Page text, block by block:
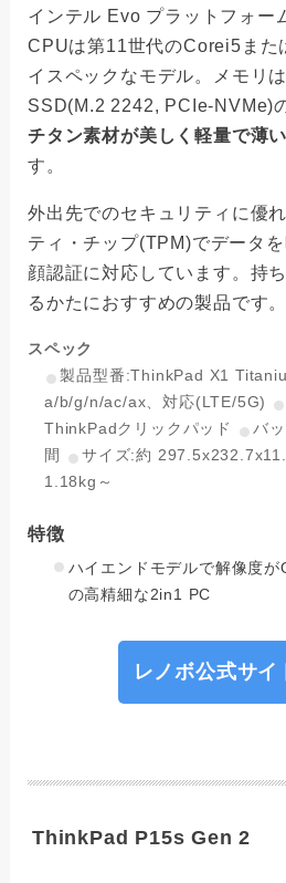
インテル Evo プラットフォー
CPUは第11世代のCorei5また
イスペックなモデル。メモリ
SSD(M.2 2242, PCIe-NVMe)
チタン素材が美しく軽量で薄
す。
外出先でのセキュリティに優
ティ・チップ(TPM)でデータ
顔認証に対応しています。持
るかたにおすすめの製品です。
スペック
製品型番:ThinkPad X1
a/b/g/n/ac/ax、対応(LTE/5G)
ThinkPadクリックパッド
バ
間
サイズ:約
1.18kg～
特徴
ハイエンドモデルで解像度
の高精細な2in1 PC
レノボ公式サイ
ThinkPad P15s Gen 2